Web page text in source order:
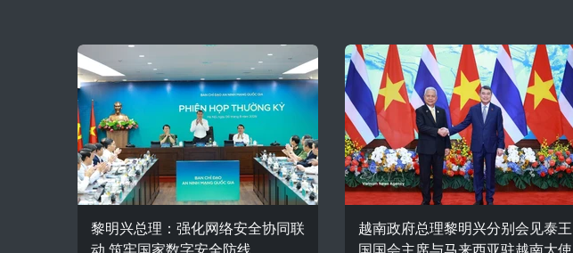
黎明兴总理：强化网络安全协同联
越南政府总理黎明兴分别会见泰王